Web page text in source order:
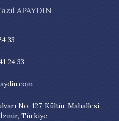
APAYDIN
33
24 33
No: 127, Kültür Mahallesi,
İzmir, Türkiye